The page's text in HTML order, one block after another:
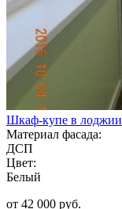
Шкаф-купе в лоджии
Материал фасада:
ДСП
Цвет:
Белый
от 42 000 руб.